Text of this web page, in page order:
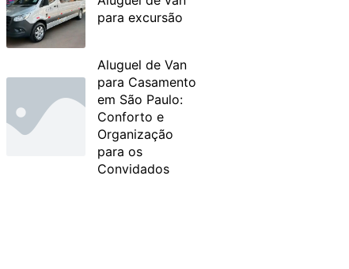
para excursão
Aluguel de Van
para Casamento
em São Paulo:
Conforto e
Organização
para os
Convidados